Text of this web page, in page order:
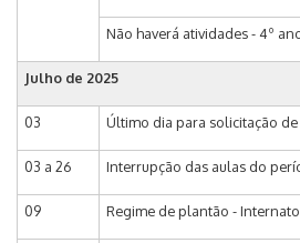
Não haverá atividades - 4º
Julho de 2025
03 Último dia para solicitação
03 a 26 Interrupção das aulas do
09 Regime de plantão -